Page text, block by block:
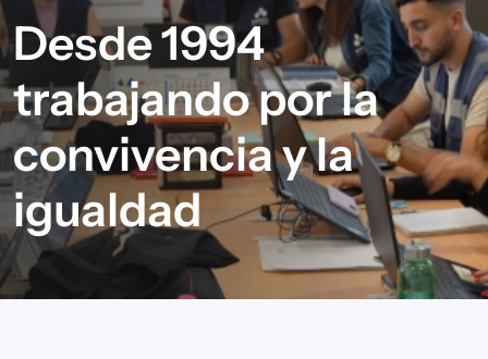
Desde 1994
trabajando por la
convivencia y la
igualdad